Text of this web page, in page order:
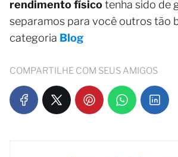
rendimento físicotenha sido de
separamos para você outros tão
categoria Blog
COMPARTILHE COM SEUS AMIGOS